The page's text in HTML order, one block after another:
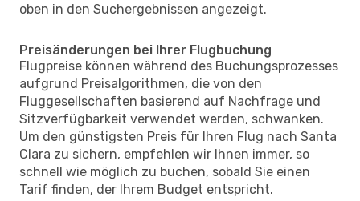
oben in den Suchergebnissen angezeigt.
Preisänderungen bei Ihrer Flugbuchung
Flugpreise können während des Buchungsprozesses
aufgrund Preisalgorithmen, die von den
Fluggesellschaften basierend auf Nachfrage und
Sitzverfügbarkeit verwendet werden, schwanken.
Um den günstigsten Preis für Ihren Flug nach Santa
Clara zu sichern, empfehlen wir Ihnen immer, so
schnell wie möglich zu buchen, sobald Sie einen
Tarif finden, der Ihrem Budget entspricht.